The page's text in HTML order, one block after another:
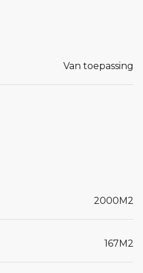
Van toepassing
2000 M2
167 M2